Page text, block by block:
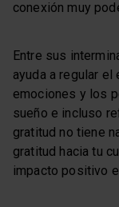
conexión muy
Entre sus
ayuda a regular
emociones y los
sueño e incluso
gratitud no tiene
gratitud hacia tu
impacto positivo